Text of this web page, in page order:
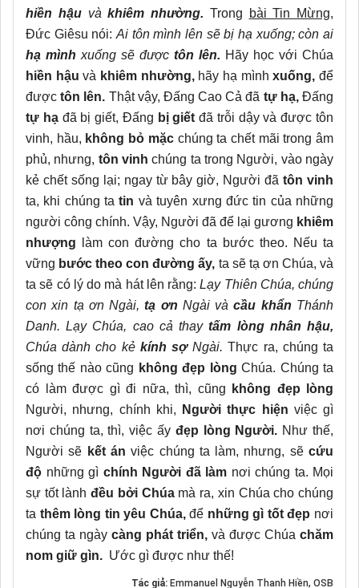
hiền hậuvàkhiêm nhường. Trong bài Tin Mừng,
Đức Giêsu nói: Ai tôn mình lên sẽ bị hạ xuống; còn ai
hạ mình xuống sẽ được tôn lên. Hãy học với Chúa
hiền hậu và khiêm nhường,hãy hạ mìnhxuống, để
đượctôn lên. Thật vậy, Đấng Cao Cả đã tự hạ,Đấng
tự hạđã bị giết, Đấng bị giết đã trỗi dậy và được tôn
vinh, hầu, không bỏ mặcchúng ta chết mãi trong âm
phủ, nhưng, tôn vinh chúng ta trong Người, vào ngày
kẻ chết sống lại; ngay từ bây giờ, Người đãtôn vinh
ta, khi chúng tatin và tuyên xưng đức tin của những
người công chính. Vậy, Người đã để lại gương khiêm
nhượng
làm con đường cho ta bước theo. Nếu ta
vững bước theo con đường ấy, ta sẽ tạ ơn Chúa, và
ta sẽ có lý do mà hát lên rằng:Lạy Thiên Chúa, chúng
con xin tạ ơn Ngài,tạ ơn Ngài vàcầu khẩn Thánh
Danh. Lạy Chúa, cao cả thaytấm lòng nhân hậu,
Chúa dành cho kẻ kính sợNgài.Thực ra, chúng ta
sống thế nào cũng không đẹp lòng Chúa. Chúng ta
có làm được gì đi nữa, thì, cũng
không đẹp lòng
Người, nhưng, chính khi, Người thực hiện việc gì
nơi chúng ta, thì, việc ấy đẹp lòng Người. Như thế,
Người sẽ kết án việc chúng ta làm, nhưng, sẽcứu
độ những gì chính Người đã làm nơi chúng ta. Mọi
sự tốt lànhđều bởi Chúamà ra, xin Chúa cho chúng
ta thêm lòng tin yêu Chúa,để những gì tốt đẹp nơi
chúng ta ngày càng phát triển, và được Chúa chăm
nom giữ gìn. Ước gì được như thế!
Tác giả: Emmanuel Nguyễn Thanh Hiền, OSB